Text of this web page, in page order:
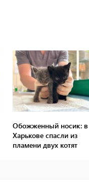
Обожженный носик: в
Харькове спасли из
пламени двух котят